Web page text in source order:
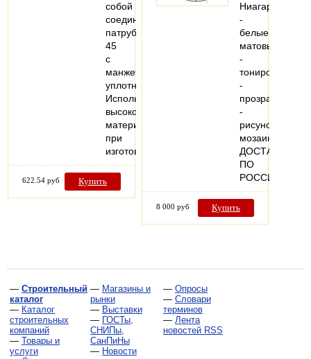
собой
соединительный
патрубок
45
с
манжетным
уплотнением.
Использование
высококачественных
материалов
при
изготовлении…
622.54 руб Купить
Ниагара
-
белые
матовые
-
тонированные
-
прозрачные
-
рисунок
мозаика
ДОСТАВКА
ПО
РОССИИ
8 000 руб Купить
— Строительный
каталог
— Каталог
строительных
компаний
— Товары и
услуги
— Магазины и
рынки
— Выставки
— ГОСТы,
СНИПы,
СанПиНы
— Новости
— Опросы
— Словари
терминов
— Лента
новостей RSS